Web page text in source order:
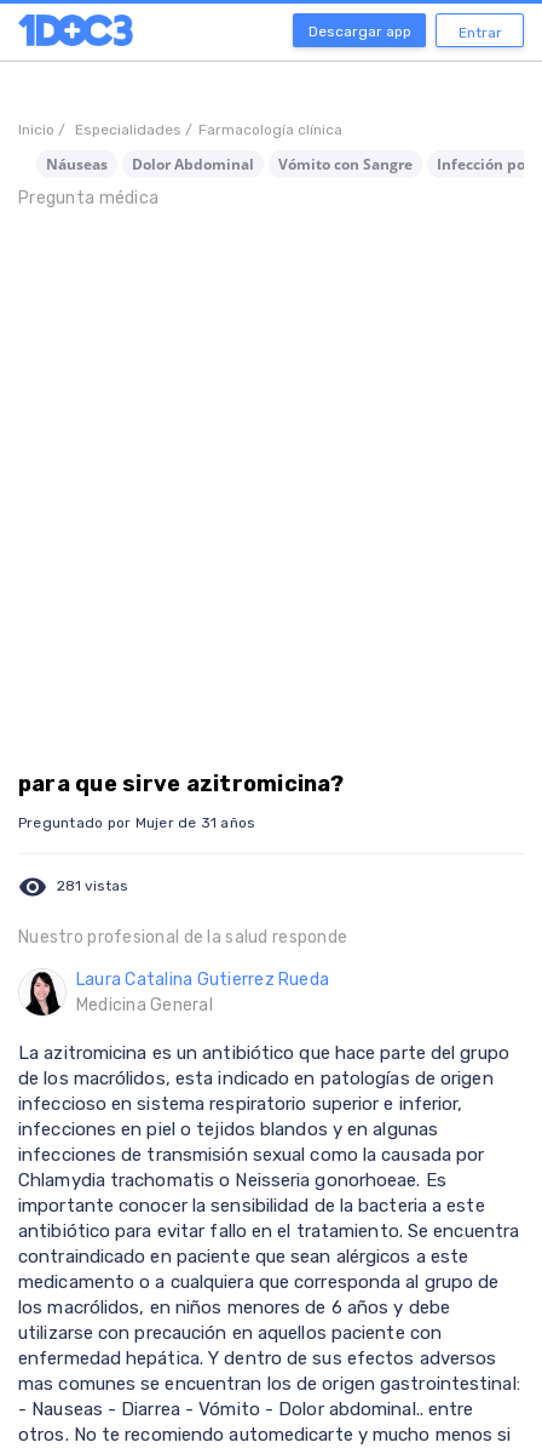
Descargar app Entrar
Inicio / Especialidades / Farmacología clínica
Náuseas Dolor Abdominal Vómito con Sangre
Infección por
Pregunta médica
para que sirve azitromicina?
Preguntado por Mujer de 31 años
visibility 281 vistas
Nuestro profesional de la salud responde
Laura Catalina Gutierrez Rueda
Medicina General
La azitromicina es un antibiótico que hace parte del grupo
de los macrólidos, esta indicado en patologías de origen
infeccioso en sistema respiratorio superior e inferior,
infecciones en piel o tejidos blandos y en algunas
infecciones de transmisión sexual como la causada por
Chlamydia trachomatis o Neisseria gonorhoeae. Es
importante conocer la sensibilidad de la bacteria a este
antibiótico para evitar fallo en el tratamiento. Se encuentra
contraindicado en paciente que sean alérgicos a este
medicamento o a cualquiera que corresponda al grupo de
los macrólidos, en niños menores de 6 años y debe
utilizarse con precaución en aquellos paciente con
enfermedad hepática. Y dentro de sus efectos adversos
mas comunes se encuentran los de origen gastrointestinal:
- Nauseas - Diarrea - Vómito - Dolor abdominal.. entre
otros. No te recomiendo automedicarte y mucho menos si